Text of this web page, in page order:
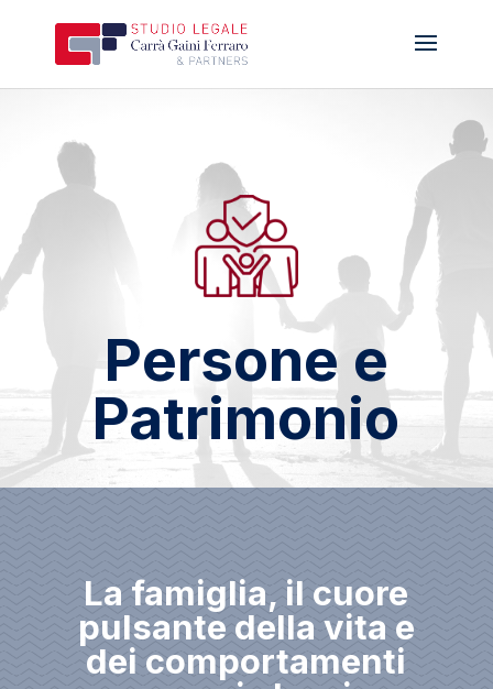
Persone e
Patrimonio
La famiglia, il cuore
pulsante della vita e
dei comportamenti